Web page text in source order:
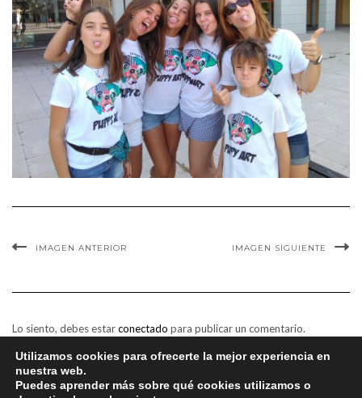
IMAGEN ANTERIOR IMAGEN SIGUIENTE
Lo siento, debes estarconectado para publicar un comentario.
Utilizamos cookies para ofrecerte la mejor experiencia en
nuestra web.
Puedes aprender más sobre qué cookies utilizamos o